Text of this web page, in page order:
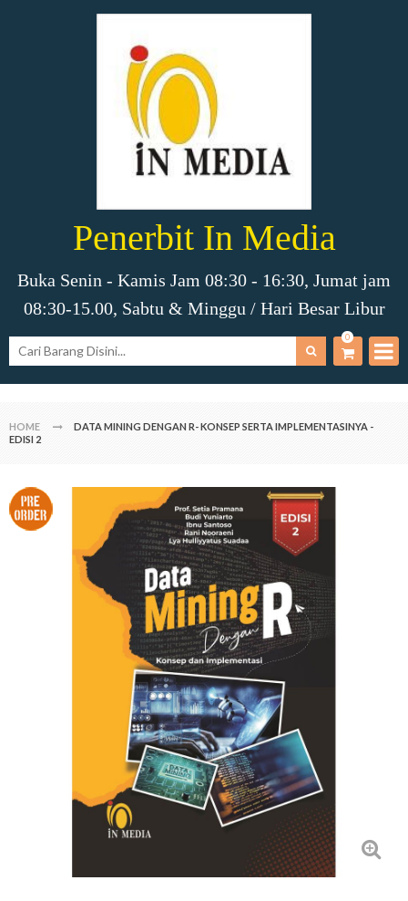
Penerbit In Media
Buka Senin - Kamis Jam 08:30 - 16:30, Jumat jam
08:30-15.00, Sabtu & Minggu / Hari Besar Libur
0
HOME
DATA MINING DENGAN R- KONSEP SERTA IMPLEMENTASINYA -
EDISI 2